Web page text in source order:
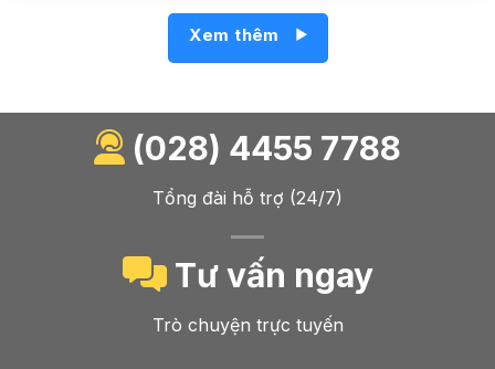
Xem thêm
(028) 4455 7788
Tổng đài hỗ trợ (24/7)
Tư vấn ngay
Trò chuyện trực tuyến